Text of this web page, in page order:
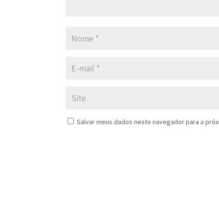
Salvar meus dados neste navegador para a